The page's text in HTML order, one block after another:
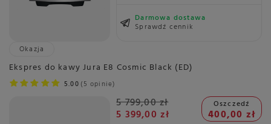
Darmowa dostawa
Sprawdź cennik
Okazja
Ekspres do kawy Jura E8 Cosmic Black (ED)
5.00 5 opinie
5 799,00 zł
5 399,00 zł
Oszczedź
400,00 zł